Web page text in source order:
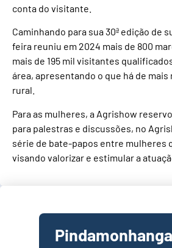
conta do visitante.
Caminhando para sua 30ª edição de
feira reuniu em 2024 mais de 800
mais de 195 mil visitantes
área, apresentando o que há de
rural.
Para as mulheres, a Agrishow
para palestras e discussões, no
série de bate-papos entre mulheres
visando valorizar e estimular a